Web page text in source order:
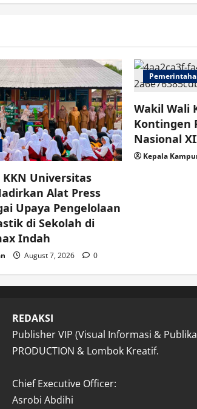
Universitas
Alat Press
Upaya Pengelolaan
di Sekolah di
Indah
August 7, 2026 0
Wakil Wali
Kontingen
Nasional
Kepala
REDAKSI
Publisher VIP (Visual Informasi &
PRODUCTION & Lombok Kreatif.
Chief Executive Officer:
Asrobi Abdihi